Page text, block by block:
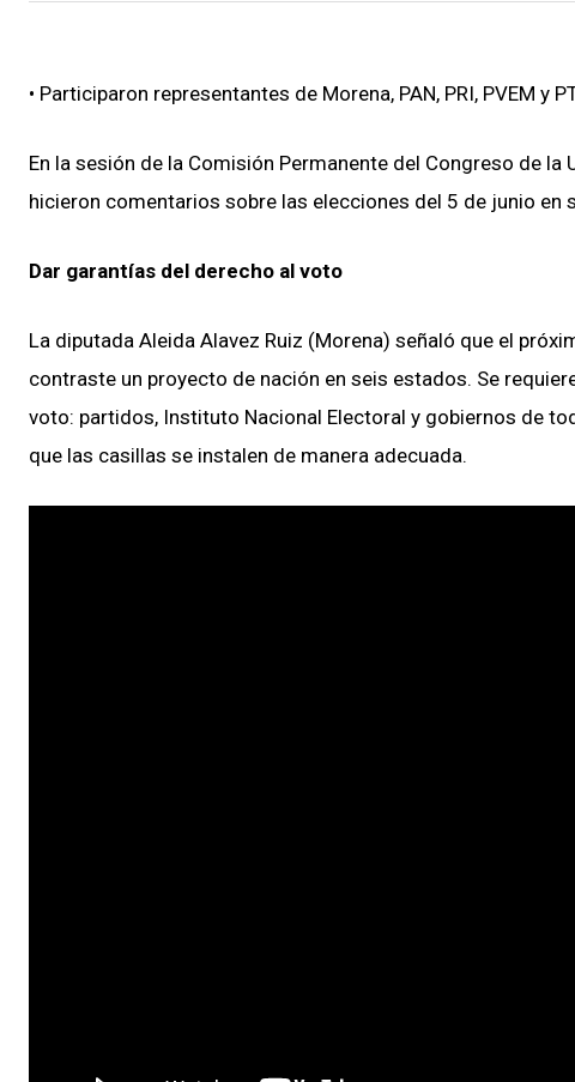
• Participaron representantes de Morena, PAN, PRI, PVEM y
En la sesión de la Comisión Permanente del Congreso de la
hicieron comentarios sobre las elecciones del 5 de junio en
Dar garantías del derecho al voto
La diputada Aleida Alavez Ruiz (Morena) señaló que el
contraste un proyecto de nación en seis estados. Se
voto: partidos, Instituto Nacional Electoral y gobiernos de
que las casillas se instalen de manera adecuada.